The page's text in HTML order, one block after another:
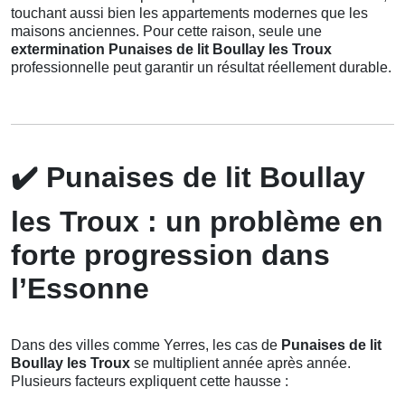
touchant aussi bien les appartements modernes que les
maisons anciennes. Pour cette raison, seule une
extermination Punaises de lit Boullay les Troux
professionnelle peut garantir un résultat réellement durable.
✔️ Punaises de lit Boullay
les Troux : un problème en
forte progression dans
l’Essonne
Dans des villes comme Yerres, les cas de Punaises de lit
Boullay les Troux se multiplient année après année.
Plusieurs facteurs expliquent cette hausse :